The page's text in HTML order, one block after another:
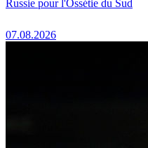
Russie pour l'Ossétie du Sud
07.08.2026